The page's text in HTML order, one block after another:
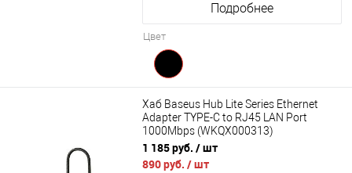
Подробнее
Цвет
Хаб Baseus Hub Lite Series Ethernet
Adapter TYPE-C to RJ45 LAN Port
1000Mbps (WKQX000313)
1 185 руб. / шт
890 руб. / шт